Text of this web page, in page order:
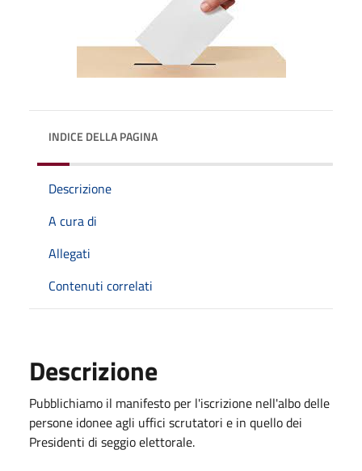
INDICE DELLA PAGINA
Descrizione
A cura di
Allegati
Contenuti correlati
Descrizione
Pubblichiamo il manifesto per l'iscrizione nell'albo delle
persone idonee agli uffici scrutatori e in quello dei
Presidenti di seggio elettorale.